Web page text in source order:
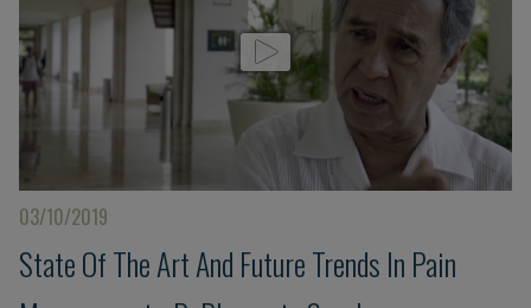
03/10/2019
State Of The Art And Future Trends In Pain